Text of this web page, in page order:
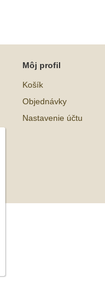
Môj profil
Košík
Objednávky
Nastavenie účtu